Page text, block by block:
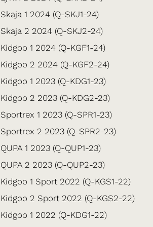
Skaja 1 2024 (Q-SKJ1-24)
Skaja 2 2024 (Q-SKJ2-24)
Kidgoo 1 2024 (Q-KGF1-24)
Kidgoo 2 2024 (Q-KGF2-24)
Kidgoo 1 2023 (Q-KDG1-23)
Kidgoo 2 2023 (Q-KDG2-23)
Sportrex 1 2023 (Q-SPR1-23)
Sportrex 2 2023 (Q-SPR2-23)
QUPA 1 2023 (Q-QUP1-23)
QUPA 2 2023 (Q-QUP2-23)
Kidgoo 1 Sport 2022 (Q-KGS1-22)
Kidgoo 2 Sport 2022 (Q-KGS2-22)
Kidgoo 1 2022 (Q-KDG1-22)